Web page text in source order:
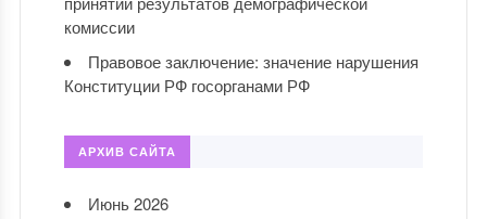
комиссии
Правовое заключение: значение нарушения
Конституции РФ госорганами РФ
АРХИВ САЙТА
Июнь 2026